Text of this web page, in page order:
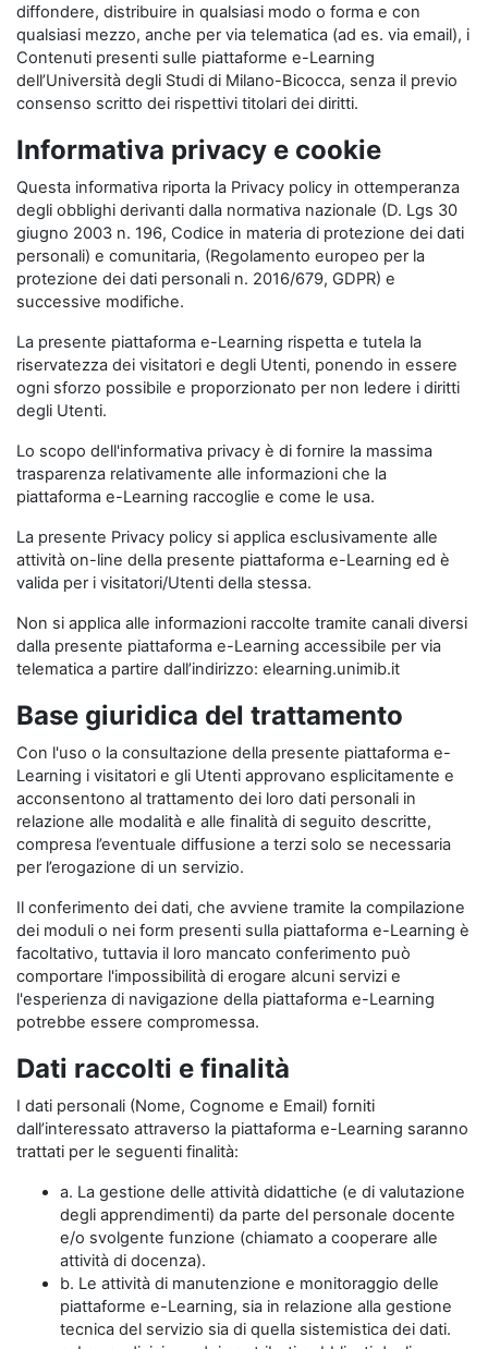
diffondere, distribuire in qualsiasi modo o forma e con
qualsiasi mezzo, anche per via telematica (ad es. via email), i
Contenuti presenti sulle piattaforme e-Learning
dell’Università degli Studi di Milano-Bicocca, senza il previo
consenso scritto dei rispettivi titolari dei diritti.
Informativa privacy e cookie
Questa informativa riporta la Privacy policy in ottemperanza
degli obblighi derivanti dalla normativa nazionale (D. Lgs 30
giugno 2003 n. 196, Codice in materia di protezione dei dati
personali) e comunitaria, (Regolamento europeo per la
protezione dei dati personali n. 2016/679, GDPR) e
successive modifiche.
La presente piattaforma e-Learning rispetta e tutela la
riservatezza dei visitatori e degli Utenti, ponendo in essere
ogni sforzo possibile e proporzionato per non ledere i diritti
degli Utenti.
Lo scopo dell'informativa privacy è di fornire la massima
trasparenza relativamente alle informazioni che la
piattaforma e-Learning raccoglie e come le usa.
La presente Privacy policy si applica esclusivamente alle
attività on-line della presente piattaforma e-Learning ed è
valida per i visitatori/Utenti della stessa.
Non si applica alle informazioni raccolte tramite canali diversi
dalla presente piattaforma e-Learning accessibile per via
telematica a partire dall’indirizzo: elearning.unimib.it
Base giuridica del trattamento
Con l'uso o la consultazione della presente piattaforma e-
Learning i visitatori e gli Utenti approvano esplicitamente e
acconsentono al trattamento dei loro dati personali in
relazione alle modalità e alle finalità di seguito descritte,
compresa l’eventuale diffusione a terzi solo se necessaria
per l’erogazione di un servizio.
Il conferimento dei dati, che avviene tramite la compilazione
dei moduli o nei form presenti sulla piattaforma e-Learning è
facoltativo, tuttavia il loro mancato conferimento può
comportare l'impossibilità di erogare alcuni servizi e
l'esperienza di navigazione della piattaforma e-Learning
potrebbe essere compromessa.
Dati raccolti e finalità
I dati personali (Nome, Cognome e Email) forniti
dall’interessato attraverso la piattaforma e-Learning saranno
trattati per le seguenti finalità:
a. La gestione delle attività didattiche (e di valutazione
degli apprendimenti) da parte del personale docente
e/o svolgente funzione (chiamato a cooperare alle
attività di docenza).
b. Le attività di manutenzione e monitoraggio delle
piattaforme e-Learning, sia in relazione alla gestione
tecnica del servizio sia di quella sistemistica dei dati.